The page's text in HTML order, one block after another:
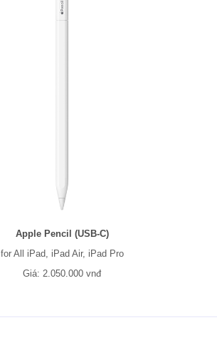
Apple Pencil (USB-C)
for All iPad, iPad Air, iPad Pro
Giá: 2.050.000 vnđ